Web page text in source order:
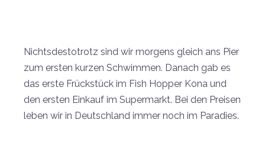
Nichtsdestotrotz sind wir morgens gleich ans Pier
zum ersten kurzen Schwimmen. Danach gab es
das erste Frückstück im Fish Hopper Kona und
den ersten Einkauf im Supermarkt. Bei den Preisen
leben wir in Deutschland immer noch im Paradies.